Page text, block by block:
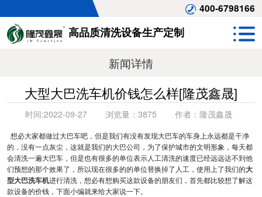
400-6798166
高品质清洗设备生产定制
新闻详情
大型大巴洗车机价钱怎么样[隆茂鑫晟]
时间:2022-09-27 浏览量： 3875 作者： 隆茂鑫晟
想必大家都做过大巴车吧，但是我们有没有发现大巴车的车身上永远都是干净
的，没有一点灰尘，这就是我们的大巴公司，为了保护城市的文明形象，每天都
会清洗一遍大巴车，但是也有很多的单位表示人工清洗的速度已经远远达不到他
们预想的那个效果了，所以现在很多的的单位替换掉了人工，使用上了我们的大
型大巴洗车机进行清洗，想必有想购买这款设备的朋友们，首先都比较想了解这
款设备的价钱，下面小编就来给大家说一下。